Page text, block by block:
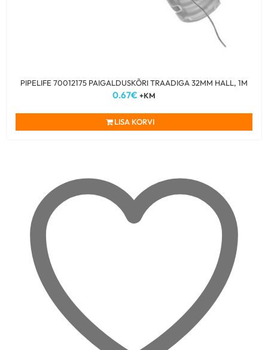
PIPELIFE 70012175 PAIGALDUSKÕRI TRAADIGA 32MM HALL, 1M
0.67€ +KM
LISA KORVI